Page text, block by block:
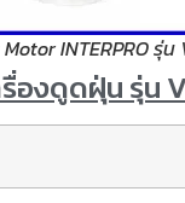
INTERPRO รุ่น
องดูดฝุ่น รุ่น